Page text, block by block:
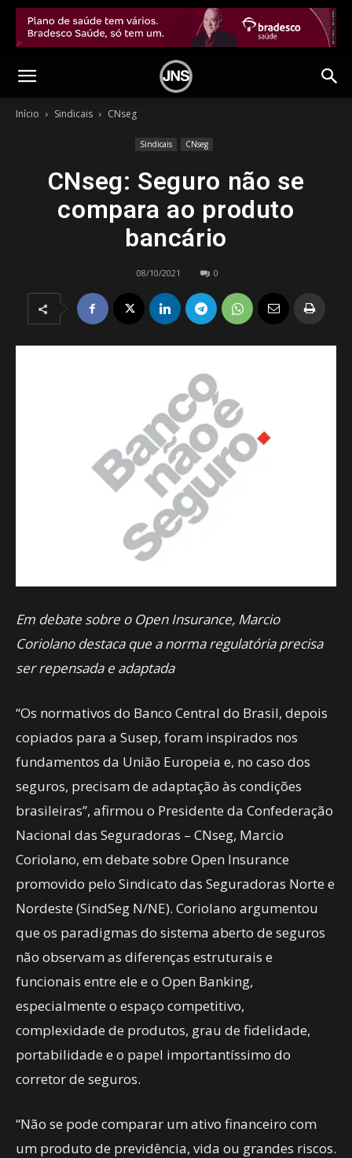
Início Sindicais CNseg
Sindicais CNseg
CNseg: Seguro não se
compara ao produto
bancário
08/10/2021 0
Em debate sobre o Open Insurance, Marcio
Coriolano destaca que a norma regulatória precisa
ser repensada e adaptada
“Os normativos do Banco Central do Brasil, depois
copiados para a Susep, foram inspirados nos
fundamentos da União Europeia e, no caso dos
seguros, precisam de adaptação às condições
brasileiras”, afirmou o Presidente da Confederação
Nacional das Seguradoras – CNseg, Marcio
Coriolano, em debate sobre Open Insurance
promovido pelo Sindicato das Seguradoras Norte e
Nordeste (SindSeg N/NE). Coriolano argumentou
que os paradigmas do sistema aberto de seguros
não observam as diferenças estruturais e
funcionais entre ele e o Open Banking,
especialmente o espaço competitivo,
complexidade de produtos, grau de fidelidade,
portabilidade e o papel importantíssimo do
corretor de seguros.
“Não se pode comparar um ativo financeiro com
um produto de previdência, vida ou grandes riscos.